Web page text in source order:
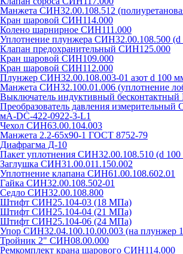
Манжета СИН32.00.108.512
Кран шаровой СИН114.000
Колено шарнирное СИН111.000
Уплотнение плунжера СИН32.00.108.500 (d
Клапан предохранительный СИН125.000
Кран шаровой СИН109.000
Кран шаровой СИН112.000
Плунжер СИН32.00.108.003-01 азот d 100
Манжета СИН32.100.01.006 (уплотнение
Выключатель индуктивный
Преобразователь давления
мА-DC-422-0922-3-L1
Чехол СИН63.00.104.003
Манжета 2.2-65х90-1 ГОСТ 8752-79
Диафрагма Д-10
Пакет уплотнения СИН32.00.108.510 (d 100
Заглушка СИН31.00.011.150.002
Уплотнение клапана СИН61.00.108.602.01
Гайка СИН32.00.108.502-01
Седло СИН32.00.108.800
Штифт СИН25.104-03 (18 МПа)
Штифт СИН25.104-04 (21 МПа)
Штифт СИН25.104-06 (24 МПа)
Упор СИН32.04.100.10.00.003 (на плунжер
Тройник 2" СИН08.00.000
Ремкомплект крана шарового СИН114.000